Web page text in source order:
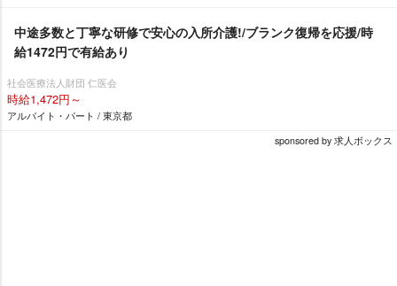
中途多数と丁寧な研修で安心の入所介護!/ブランク復帰を応援/時
給1472円で有給あり
社会医療法人財団 仁医会
時給1,472円～
アルバイト・パート / 東京都
sponsored by 求人ボックス